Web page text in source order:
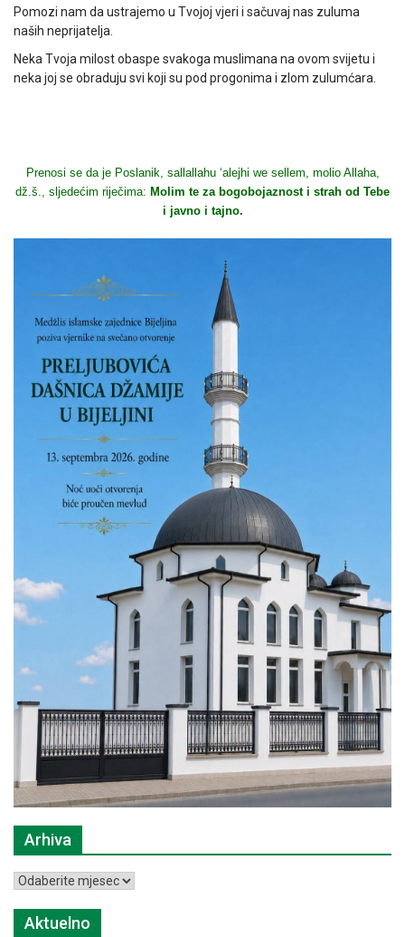
Pomozi nam da ustrajemo u Tvojoj vjeri i sačuvaj nas zuluma
naših neprijatelja.
Neka Tvoja milost obaspe svakoga muslimana na ovom svijetu i
neka joj se obraduju svi koji su pod progonima i zlom zulumćara.
Prenosi se da je Poslanik, sallallahu ‘alejhi we sellem, molio Allaha,
dž.š., sljedećim riječima: Molim te za bogobojaznost i strah od Tebe
i javno i tajno.
Arhiva
Arhiva
Aktuelno